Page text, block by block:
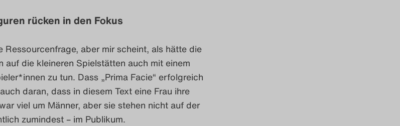
rücken in den Fokus
Ressourcenfrage, aber mir scheint, als hätte die
auf die kleineren Spielstätten auch mit einem
zu tun. Dass „Prima Facie“ erfolgreich
daran, dass in diesem Text eine Frau ihre
viel um Männer, aber sie stehen nicht auf der
zumindest – im Publikum.